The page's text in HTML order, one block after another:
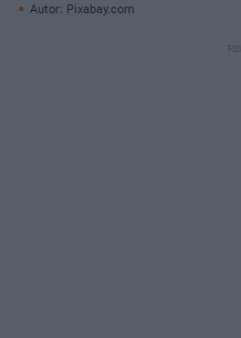
Autor: Pixabay.com